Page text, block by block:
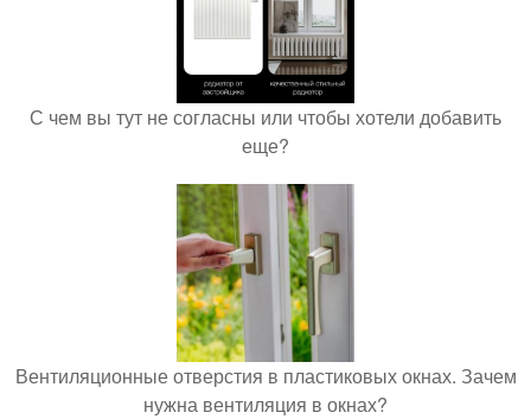
С чем вы тут не согласны или чтобы хотели добавить
еще?
Вентиляционные отверстия в пластиковых окнах. Зачем
нужна вентиляция в окнах?